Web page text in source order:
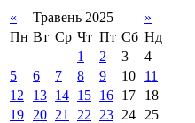
« Травень 2025
»
Пн Вт Ср Чт Пт Сб Нд
1
2 3
4
5
6 7 8 9 10
11
12
13 14 15 16 17
18
19
20 21 22 23 24
25